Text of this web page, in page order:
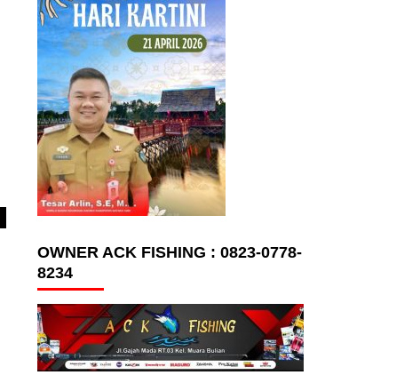
OWNER ACK FISHING : 0823-0778-
8234